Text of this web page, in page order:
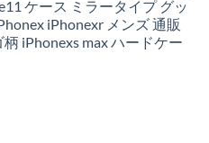
ケース ミラータイプ グッ
iPhonexr メンズ 通販
iPhonexs max ハードケー